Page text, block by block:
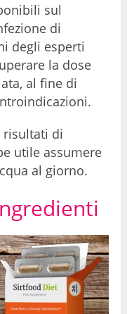
sul
di
degli esperti
la dose
al fine di
risultati di
utile assumere
al giorno.